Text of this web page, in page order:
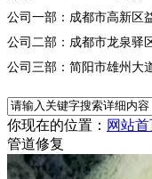
公司一部：成都市高新区
公司二部：成都市龙泉驿
公司三部：简阳市雄州大
你现在的位置： 网站
管道修复